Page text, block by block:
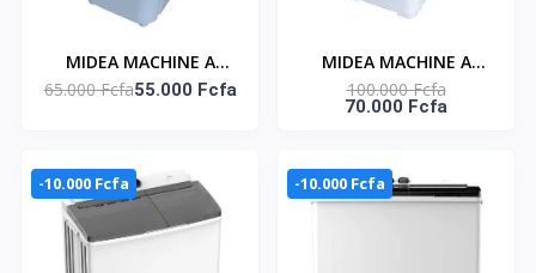
MIDEA MACHINE A
LAVER TOP LOAD 6KG
65.000 Fcfa55.000 Fcfa
MIDEA MACHINE A
LAVER 9KG TOP LOAD -
MTT90-WP2302
100.000 Fcfa
70.000 Fcfa
-10.000 Fcfa -10.000 Fcfa